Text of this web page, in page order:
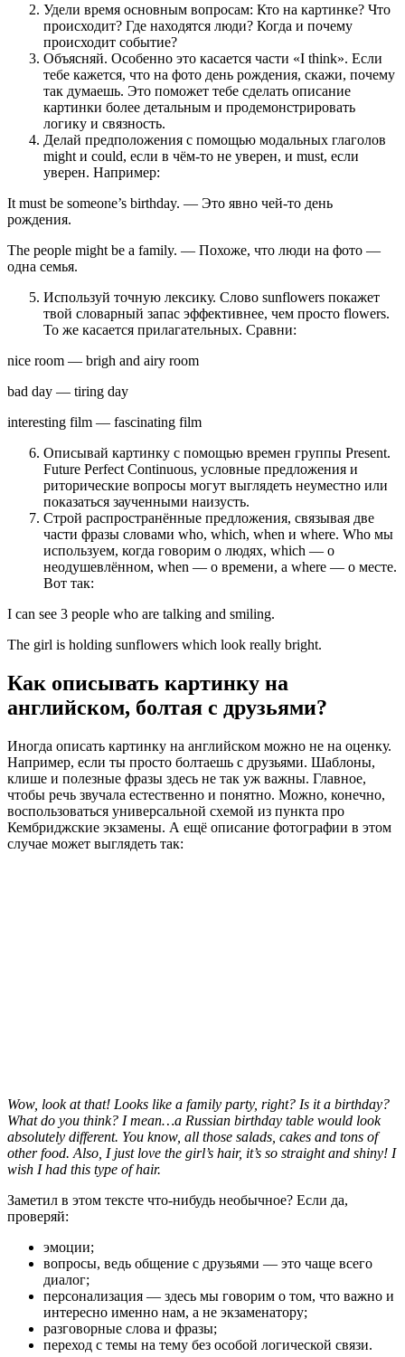
Удели время основным вопросам: Кто на картинке? Что
происходит? Где находятся люди? Когда и почему
происходит событие?
Объясняй. Особенно это касается части «I think». Если
тебе кажется, что на фото день рождения, скажи, почему
так думаешь. Это поможет тебе сделать описание
картинки более детальным и продемонстрировать
логику и связность.
Делай предположения с помощью модальных глаголов
might и could, если в чём-то не уверен, и must, если
уверен. Например:
It must be someone’s birthday. — Это явно чей-то день
рождения.
The people might be a family. — Похоже, что люди на фото —
одна семья.
Используй точную лексику. Слово sunflowers покажет
твой словарный запас эффективнее, чем просто flowers.
То же касается прилагательных. Сравни:
nice room — brigh and airy room
bad day — tiring day
interesting film — fascinating film
Описывай картинку с помощью времен группы Present.
Future Perfect Continuous, условные предложения и
риторические вопросы могут выглядеть неуместно или
показаться заученными наизусть.
Строй распространённые предложения, связывая две
части фразы словами who, which, when и where. Who мы
используем, когда говорим о людях, which — о
неодушевлённом, when — о времени, а where — о месте.
Вот так:
I can see 3 people who are talking and smiling.
The girl is holding sunflowers which look really bright.
Как описывать картинку на
английском, болтая с друзьями?
Иногда описать картинку на английском можно не на оценку.
Например, если ты просто болтаешь с друзьями. Шаблоны,
клише и полезные фразы здесь не так уж важны. Главное,
чтобы речь звучала естественно и понятно. Можно, конечно,
воспользоваться универсальной схемой из пункта про
Кембриджские экзамены. А ещё описание фотографии в этом
случае может выглядеть так:
Wow, look at that! Looks like a family party, right? Is it a birthday?
What do you think? I mean…a Russian birthday table would look
absolutely different. You know, all those salads, cakes and tons of
other food. Also, I just love the girl’s hair, it’s so straight and shiny! I
wish I had this type of hair.
Заметил в этом тексте что-нибудь необычное? Если да,
проверяй:
эмоции;
вопросы, ведь общение с друзьями — это чаще всего
диалог;
персонализация — здесь мы говорим о том, что важно и
интересно именно нам, а не экзаменатору;
разговорные слова и фразы;
переход с темы на тему без особой логической связи.